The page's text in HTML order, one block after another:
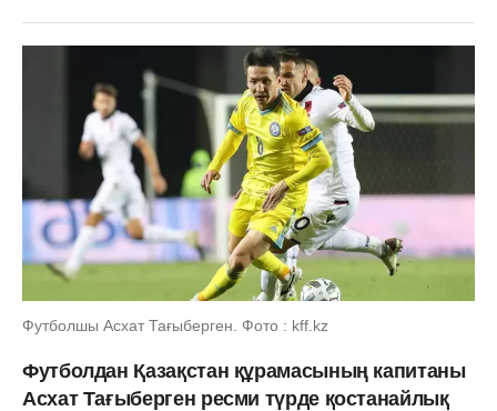
Футболшы Асхат Тағыберген. Фото : kff.kz
Футболдан Қазақстан құрамасының капитаны
Асхат Тағыберген ресми түрде қостанайлық